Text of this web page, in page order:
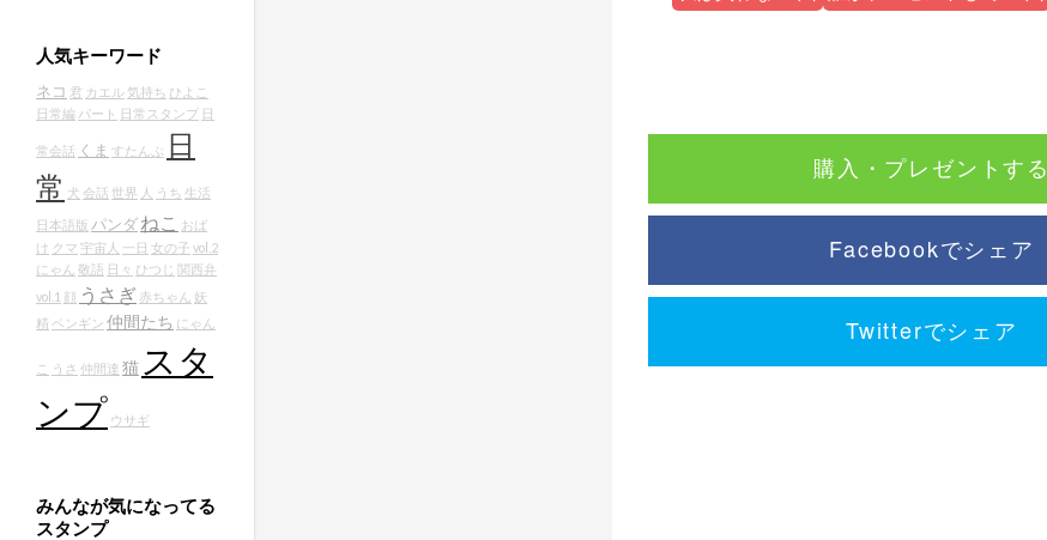
購入・プレゼントする
Facebookでシェア
Twitterでシェア
人気キーワード
ネコ 君 カエル 気持ち ひよこ
日常編 パート 日常スタンプ 日
常会話 くま すたんぷ 日
常 犬 会話 世界 人 うち 生活
日本語版 パンダ ねこ
おば
け クマ 宇宙人 一日 女の子 vol.2
にゃん 敬語 日々 ひつじ 関西弁
vol.1 顔 うさぎ 赤ちゃん 妖
精 ペンギン 仲間たち にゃん
こ うさ 仲間達 猫 スタ
ンプ ウサギ
みんなが気になってる
スタンプ